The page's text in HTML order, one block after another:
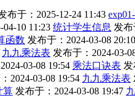
布于：2025-12-24 11:43
10 11:23 统计学生信息 发布
函数 发布于：2024-03-08 20:10
九九乘法表 发布于：2024-03-
03-08 19:54 乘法口诀表 发
2024-03-08 19:54 九九乘法表
算 发布于：2024-03-08 19:47